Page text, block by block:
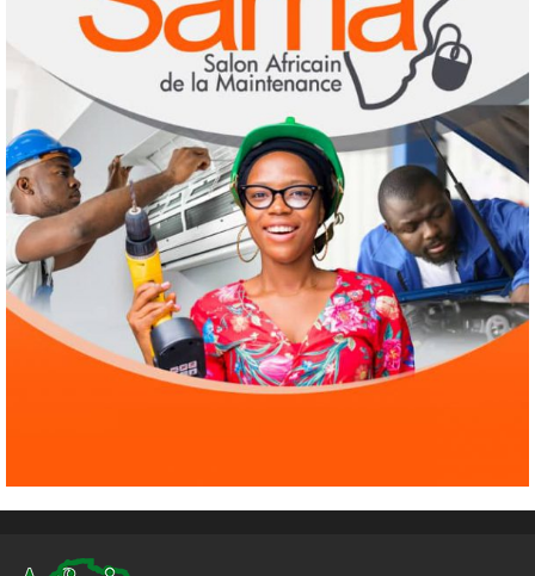
4
Droit humain
Eau et assainissement
Environnement
International ODD
El Niño : le monde est entré « en terrain
inconnu »